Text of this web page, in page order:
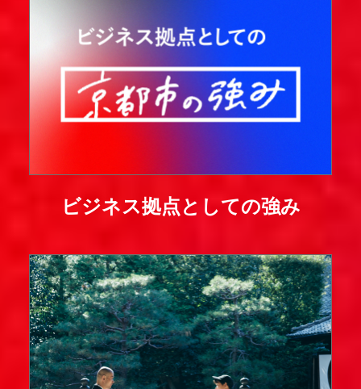
ビジネス拠点としての強み